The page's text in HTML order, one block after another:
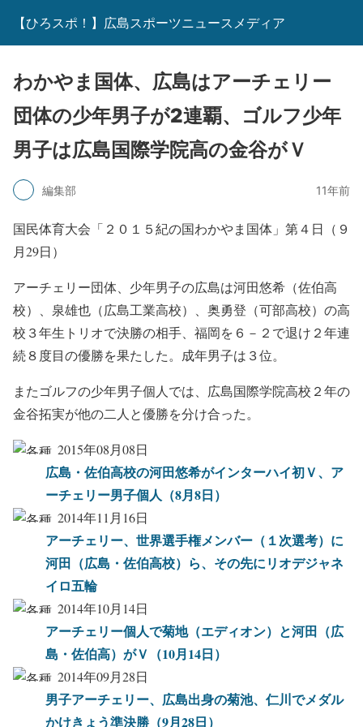
【ひろスポ！】広島スポーツニュースメディア
わかやま国体、広島はアーチェリー
団体の少年男子が2連覇、ゴルフ少年
男子は広島国際学院高の金谷がＶ
編集部 11年前
国民体育大会「２０１５紀の国わかやま国体」第４日（９
月29日）
アーチェリー団体、少年男子の広島は河田悠希（佐伯高
校）、泉雄也（広島工業高校）、奥勇登（可部高校）の高
校３年生トリオで決勝の相手、福岡を６－２で退け２年連
続８度目の優勝を果たした。成年男子は３位。
またゴルフの少年男子個人では、広島国際学院高校２年の
金谷拓実が他の二人と優勝を分け合った。
2015年08月08日
広島・佐伯高校の河田悠希がインターハイ初Ｖ、ア
ーチェリー男子個人（8月8日）
2014年11月16日
アーチェリー、世界選手権メンバー（１次選考）に
河田（広島・佐伯高校）ら、その先にリオデジャネ
イロ五輪
2014年10月14日
アーチェリー個人で菊地（エディオン）と河田（広
島・佐伯高）がＶ（10月14日）
2014年09月28日
男子アーチェリー、広島出身の菊池、仁川でメダル
かけきょう準決勝（9月28日）